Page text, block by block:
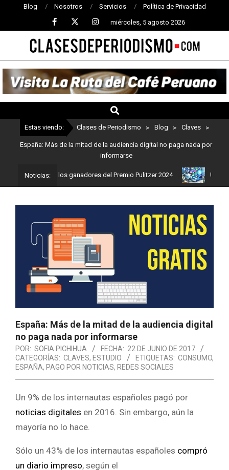
Blog Nosotros Servicios Política de Privacidad
miércoles, 5 agosto 2026
CLASES
DE
PERIODISMO
Estas viendo: Clases de Periodismo > Blog > Claves >
España: Más de la mitad de la audiencia digital no paga nada por
informarse
Noticias:
Estos son los ganadores del Premio Pulitzer 2024 Usuarios
España: Más de la mitad de la audiencia digital
no paga nada por informarse
POR: SOFIA PICHIHUA FECHA: 22 DE JUNIO DE 2017
CATEGORÍAS: CLAVES, ESTUDIO ETIQUETAS: CONSUMO,
ESPAÑA, PAGO POR NOTICIAS, REDES SOCIALES
Un 9% de los internautas españoles pagó por
noticias digitales en 2016. Sin embargo, aún la
mayoría no lo hace.
Sólo un 43% de los internautas españoles compró
un diario impreso, según el